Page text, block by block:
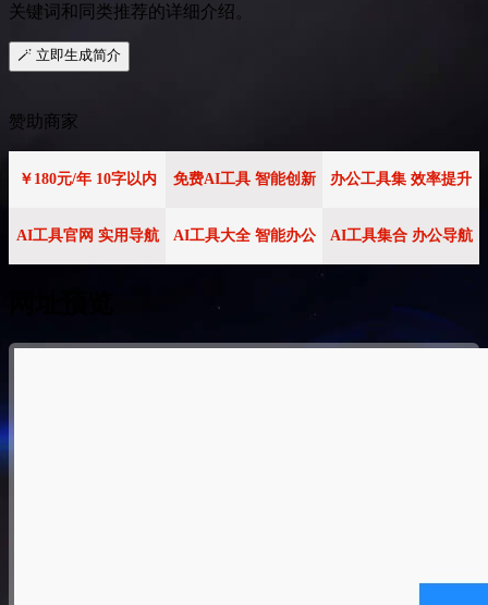
关键词和同类推荐的详细介绍。
🪄 立即生成简介
赞助商家
￥180元/年 10字以内 免费AI工具 智能创新 办公工具集 效率提升
AI工具官网 实用导航 AI工具大全 智能办公 AI工具集合 办公导航